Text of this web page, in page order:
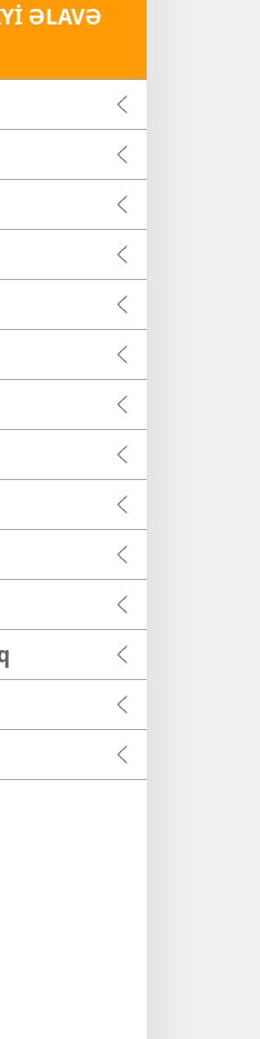
ƏLAVƏ